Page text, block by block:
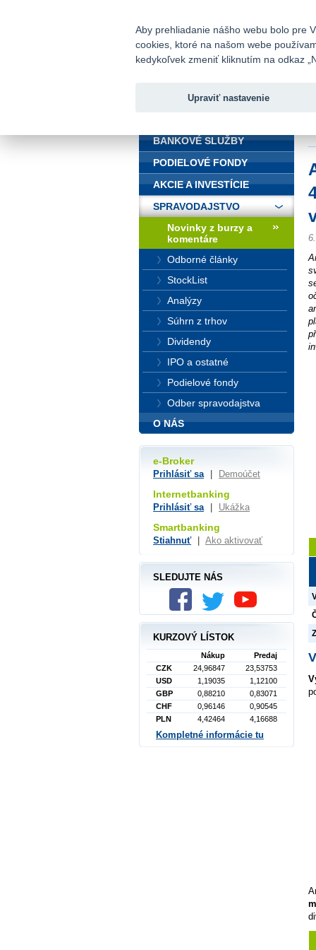
Fio banka
BANKOVÉ SLUŽBY
PODIELOVÉ FONDY
AKCIE A INVESTÍCIE
SPRAVODAJSTVO
Novinky z burzy a
komentáre
Odborné články
StockList
Analýzy
Súhrn z trhov
Dividendy
IPO a ostatné
Podielové fondy
Odber spravodajstva
O NÁS
e-Broker
Prihlásiť sa Demoúčet
Internetbanking
Prihlásiť sa Ukážka
Smartbanking
Stiahnuť Ako aktivovať
SLEDUJTE NÁS
KURZOVÝ LÍSTOK
Nákup
Predaj
CZK
24,96847
23,53753
USD
1,19035
1,12100
GBP
0,88210
0,83071
CHF
0,96146
0,90545
PLN
4,42464 4,16688
Kompletné informácie tu
Aby prehliadanie nášho webu bolo pre
cookies, ktoré na našom webe
kedykoľvek zmeniť kliknutím na odkaz
Upraviť nastavenie